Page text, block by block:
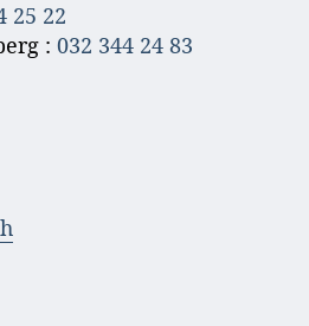
25 22
: 032 344 24 83